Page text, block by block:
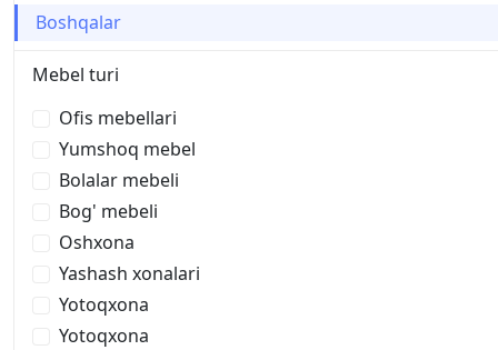
Boshqalar
Mebel turi
Ofis mebellari
Yumshoq mebel
Bolalar mebeli
Bog' mebeli
Oshxona
Yashash xonalari
Yotoqxona
Yotoqxona